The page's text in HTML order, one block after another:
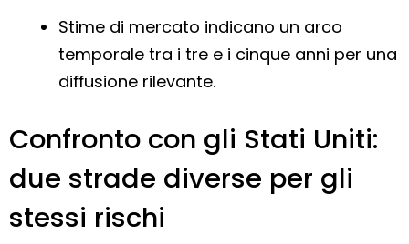
Stime di mercato indicano un arco
temporale tra i tre e i cinque anni per una
diffusione rilevante.
Confronto con gli Stati Uniti:
due strade diverse per gli
stessi rischi